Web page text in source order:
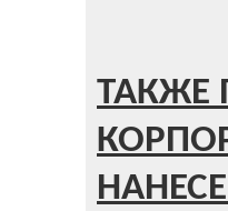
ТАКЖЕ